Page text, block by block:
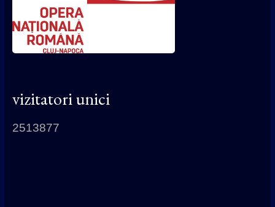
vizitatori unici
2513877